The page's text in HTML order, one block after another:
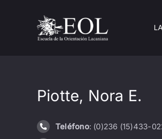
contenido
Piotte, Nora E.
Teléfono: (0)236 (15)433-